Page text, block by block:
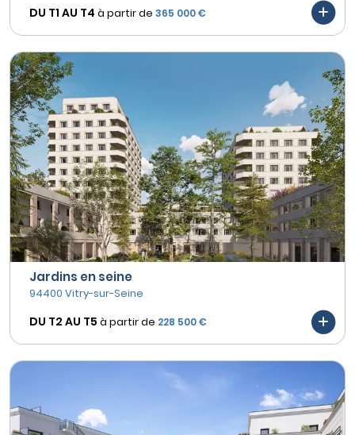
DU T1 AU T4 à partir de 365 000 €
Jardins en seine
94400 Vitry-sur-Seine
DU T2 AU T5 à partir de 228 500 €